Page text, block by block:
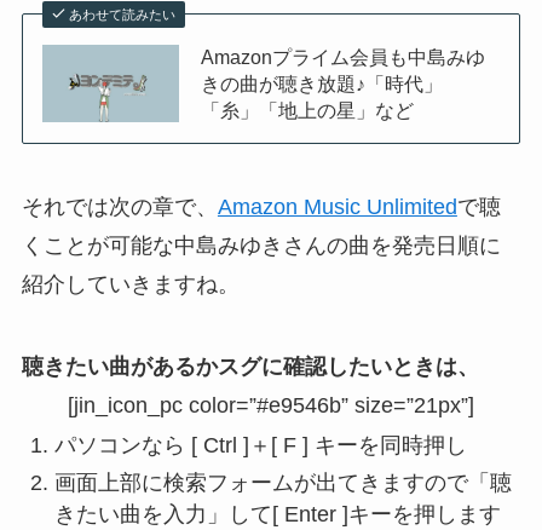
あわせて読みたい
Amazonプライム会員も中島みゆ
きの曲が聴き放題♪「時代」
「糸」「地上の星」など
それでは次の章で、 Amazon Music Unlimitedで聴
くことが可能な中島みゆきさんの曲を発売日順に
紹介していきますね。
聴きたい曲があるかスグに確認したいときは、
[jin_icon_pc color=”#e9546b” size=”21px”]
パソコンなら [ Ctrl ]＋[ F ] キーを同時押し
画面上部に検索フォームが出てきますので「聴
きたい曲を入力」して[ Enter ]キーを押します